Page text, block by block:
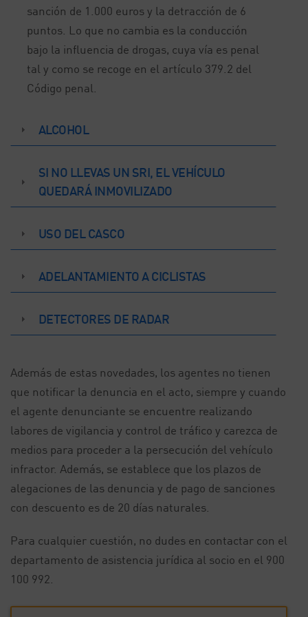
sanción de 1.000 euros y la detracción de 6
puntos. Lo que no cambia es la conducción
bajo la influencia de drogas, cuya vía es penal
tal y como se recoge en el artículo 379.2 del
Código penal.
ALCOHOL
SI NO LLEVAS UN SRI, EL VEHÍCULO
QUEDARÁ INMOVILIZADO
USO DEL CASCO
ADELANTAMIENTO A CICLISTAS
DETECTORES DE RADAR
Además de estas novedades, los agentes no tienen
que notificar la denuncia en el acto, siempre y cuando
el agente denunciante se encuentre realizando
labores de vigilancia y control de tráfico y carezca de
medios para proceder a la persecución del vehículo
infractor. Además, se establece que los plazos de
alegaciones de las denuncia y de pago de sanciones
con descuento es de 20 días naturales.
Para cualquier cuestión, no dudes en contactar con el
departamento de asistencia jurídica al socio en el 900
100 992.